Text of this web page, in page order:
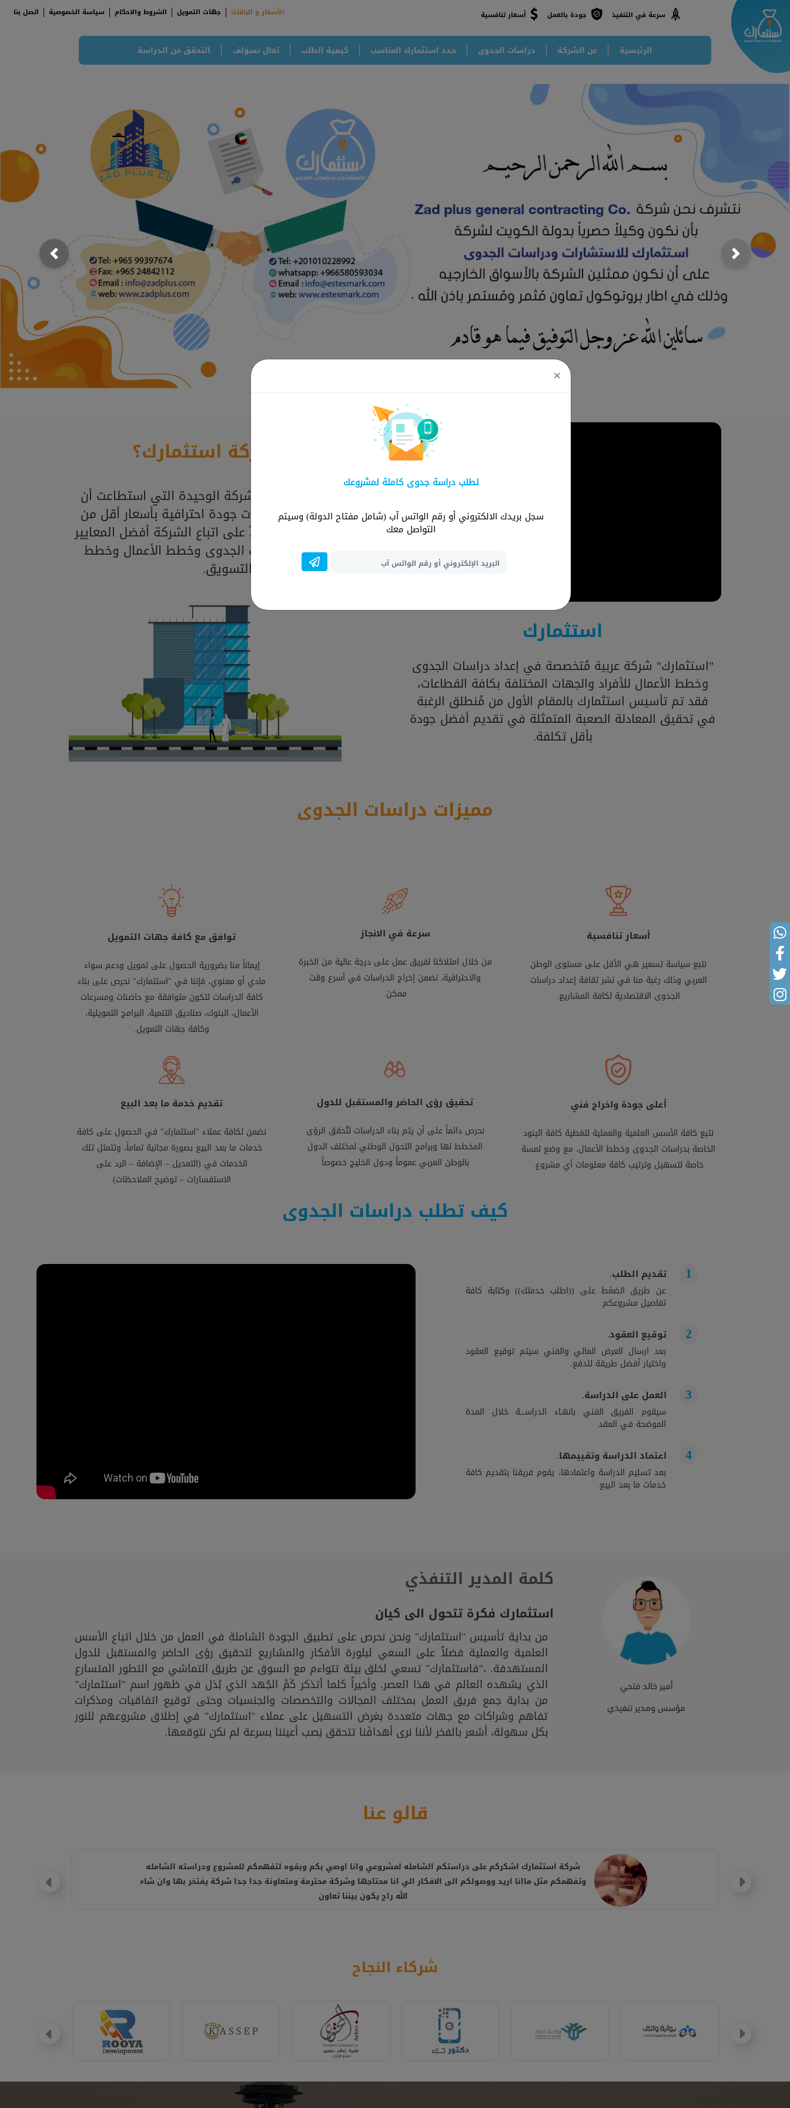
سرعة في التنفيذ جودة بالعمل أسعار تنافسية الأسعار و الباقات جهات التمويل الشروط والاحكام سياسة الخصوصية اتصل بنا
الرئيسية عن الشركة دراسات الجدوى حدد استثمارك المناسب كيفية الطلب تعال نسولف التحقق من الدراسة
Previous Next
لماذا شركة استثمارك؟
شركة استثمارك هي الشركة الوحيدة التي استطاعت أن
توفر دراسات شاملة وذات جودة احترافية بأسعار أقل من
المتواجدة بالسوق، فضلاً على اتباع الشركة أفضل المعايير
العالمية لإنشاء دراسات الجدوى وخطط الأعمال وخطط
التسويق.
استثمارك
"استثمارك" شركة عربية مُتخصصة في إعداد دراسات الجدوى
وخطط الأعمال للأفراد والجهات المختلفة بكافة القطاعات،
فقد تم تأسيس استثمارك بالمقام الأول من مُنطلق الرغبة
في تحقيق المعادلة الصعبة المتمثلة في تقديم أفضل جودة
بأقل تكلفة.
مميزات دراسات الجدوى
أسعار تنافسية
نتبع سياسة تسعير هي الأقل على مستوى الوطن
العربي وذلك رغبة منا في نشر ثقافة إعداد دراسات
الجدوى الاقتصادية لكافة المشاريع.
سرعة في الانجاز
من خلال امتلاكنا لفريق عمل على درجة عالية من الخبرة
والاحترافية، نضمن إخراج الدراسات في أسرع وقت
ممكن.
توافق مع كافة جهات التمويل
إيماناً منا بضرورية الحصول على تمويل ودعم سواء
مادي أو معنوي، فإننا في "استثمارك" نحرص على بناء
كافة الدراسات لتكون متوافقة مع حاضنات ومسرعات
الأعمال، البنوك، صناديق التنمية، البرامج التمويلية،
وكافة جهات التمويل.
أعلى جودة واخراج فني
نتبع كافة الأسس العلمية والعملية لتغطية كافة البنود
الخاصة بدراسات الجدوى وخطط الأعمال، مع وضع لمسة
خاصة لتسهيل وترتيب كافة معلومات أي مشروع.
تحقيق رؤى الحاضر والمستقبل للدول
نحرص دائماً على أن يتم بناء الدراسات لتُحقق الرؤى
المخطط لها وبرامج التحول الوطني لمختلف الدول
بالوطن العربي عموماً ودول الخليج خصوصاً
تقديم خدمة ما بعد البيع
نضمن لكافة عملاء "استثمارك" في الحصول على كافة
خدمات ما بعد البيع بصورة مجانية تماماً، وتتمثل تلك
الخدمات في (التعديل – الإضافة – الرد على
الاستفسارات – توضيح الملاحظات)
كيف تطلب دراسات الجدوى
تقديم الطلب.
عن طريق الضغط على ((اطلب خدمتك)) وكتابة كافة
تفاصيل مشروعكم
توقيع العقود.
بعد ارسال العرض المالي والفني سيتم توقيع العقود
واختيار أفضل طريقة للدفع.
العمل على الدراسة.
سيقوم الفريق الفني بانهـاء الدراســــة خلال المدة
الموضحة في العقد
اعتماد الدراسة وتقييمها.
بعد تسليم الدراسة واعتمادها، يقوم فريقنا بتقديم كافة
خدمات ما بعد البيع.
أمير خالد فتحي
مؤسس ومدير تنفيذي
كلمة المدير التنفذي
استثمارك فكرة تتحول الى كيان
من بداية تأسيس "استثمارك" ونحن نحرص على تطبيق الجودة الشاملة في العمل من خلال اتباع الأسس
العلمية والعملية فضلاً على السعي لبلورة الأفكار والمشاريع لتحقيق رؤى الحاضر والمستقبل للدول
المستهدفة. ،"فاستثمارك" تسعي لخلق بيئة تتواءم مع السوق عن طريق التماشي مع التطور المتسارع
الذي يشهده العالم في هذا العصر. وأخيراً كلما أتذكر كَمْ الجُهد الذي بُذل في ظهور اسم "استثمارك"
من بداية جمع فريق العمل بمختلف المجالات والتخصصات والجنسيات وحتى توقيع اتفاقيات ومذكرات
تفاهم وشراكات مع جهات متعددة بغرض التسهيل على عملاء "استثمارك" في إطلاق مشروعهم للنور
بكل سهولة، أشعر بالفخر لأننا نرى أهدافَنا تتحقق نِصب أعيننا بسرعة لم نكن نتوقعها.
قالو عنا
شركة استثمارك اشكركم على دراستكم الشامله لمشروعي وانا اوصي بكم وبقوه لتفهمكم للمشروع ودراسته الشامله
وتفهمكم مثل ماانا اريد ووصولكم الى الافكار الي انا محتاجها وشركة محترمة ومتعاونة جدا جدا شركة يفتخر بها وان شاء
الله راح يكون بيننا تعاون
شركاء النجاح
×
لطلب دراسة جدوى كاملة لمشروعك
سجل بريدك الالكتروني أو رقم الواتس آب (شامل مفتاح الدولة) وسيتم
التواصل معك